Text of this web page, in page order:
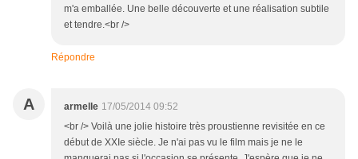
m'a emballée. Une belle découverte et une réalisation subtile
et tendre.<br />
Répondre
A armelle 17/05/2014 09:52
<br /> Voilà une jolie histoire très proustienne revisitée en ce
début de XXIe siècle. Je n'ai pas vu le film mais je ne le